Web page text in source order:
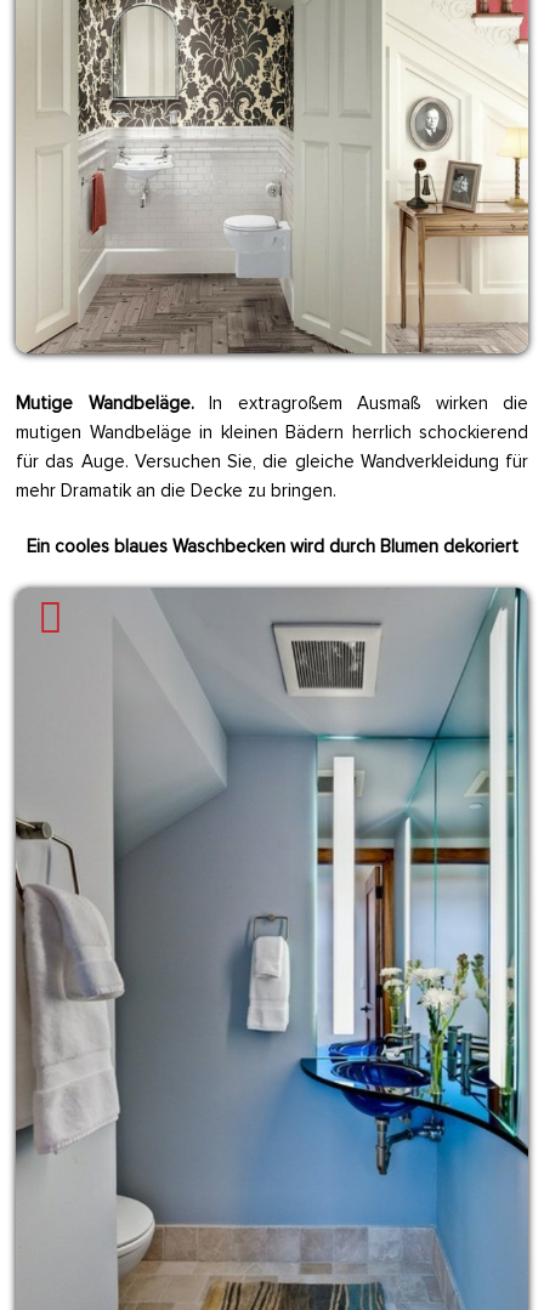
Mutige Wandbeläge.In extragroßem Ausmaß wirken die
mutigen Wandbeläge in kleinen Bädern herrlich schockierend
für das Auge. Versuchen Sie, die gleiche Wandverkleidung für
mehr Dramatik an die Decke zu bringen.
Ein cooles blaues Waschbecken wird durch Blumen dekoriert